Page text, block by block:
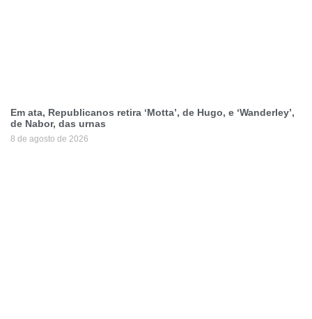
Em ata, Republicanos retira ‘Motta’, de Hugo, e ‘Wanderley’,
de Nabor, das urnas
8 de agosto de 2026